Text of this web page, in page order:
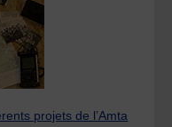
projets de l’Amta